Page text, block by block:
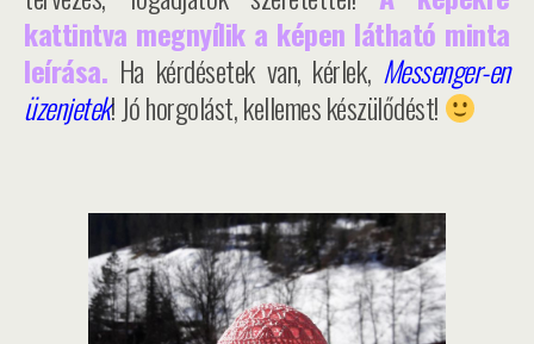
kattintva megnyílik a képen látható minta
leírása. Ha kérdésetek van, kérlek, Messenger-en
üzenjetek! Jó horgolást, kellemes készülődést!